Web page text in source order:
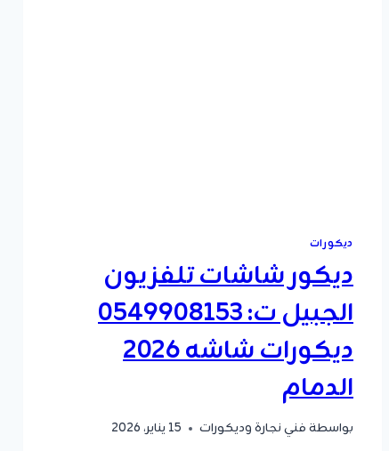
ديكورات
ديكور شاشات تلفزيون
الجبيل ت: 0549908153
ديكورات شاشه 2026
الدمام
بواسطةفني نجارة وديكورات 15 يناير، 2026